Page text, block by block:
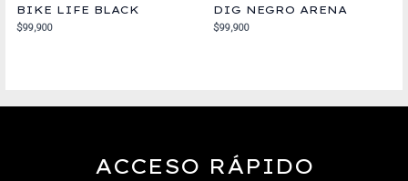
BIKE LIFE BLACK
$99,900
DIG NEGRO ARENA
$99,900
ACCESO RÁPIDO